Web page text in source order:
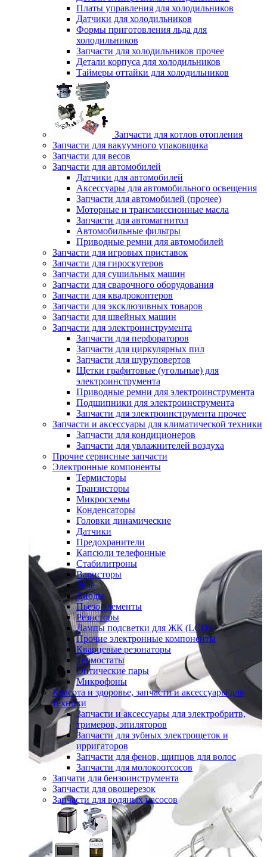
Платы управления для холодильников
Датчики для холодильников
Формы приготовления льда для
холодильников
Запчасти для холодильников прочее
Детали корпуса для холодильников
Таймеры оттайки для холодильников
Запчасти для котлов отопления
Запчасти для вакуумного упаковщика
Запчасти для весов
Запчасти для автомобилей
Датчики для автомобилей
Аксессуары для автомобильного освещения
Запчасти для автомобилей (прочее)
Моторные и трансмиссионные масла
Запчасти для автомагнитол
Автомобильные фильтры
Приводные ремни для автомобилей
Запчасти для игровых приставок
Запчасти для гироскутеров
Запчасти для сушильных машин
Запчасти для сварочного оборудования
Запчасти для квадрокоптеров
Запчасти для эксклюзивных товаров
Запчасти для швейных машин
Запчасти для электроинструмента
Запчасти для перфораторов
Запчасти для циркулярных пил
Запчасти для шуруповертов
Щетки графитовые (угольные) для
электроинструмента
Приводные ремни для электроинструмента
Подшипники для электроинструмента
Запчасти для электроинструмента прочее
Запчасти и аксессуары для климатической техники
Запчасти для кондиционеров
Запчасти для увлажнителей воздуха
Прочие сервисные запчасти
Электронные компоненты
Термисторы
Транзисторы
Микросхемы
Конденсаторы
Головки динамические
Датчики
Предохранители
Капсюли телефонные
Стабилитроны
Варисторы
Реле
Диоды
Пьезо элементы
Резисторы
Лампы подсветки для ЖК (LCD)
Прочие электронные компоненты
Кварцевые резонаторы
Термостаты
Оптические пары
Микрофоны
Красота и здоровье, запчасти и аксессуары для
техники
Запчасти и аксессуары для электробритв,
тримеров, эпиляторов
Запчасти для зубных электрощеток и
ирригаторов
Запчасти для фенов, щипцов для волос
Запчасти для молокоотсосов
Запчати для бензоинструмента
Запчасти для овощерезок
Запчасти для водяных насосов